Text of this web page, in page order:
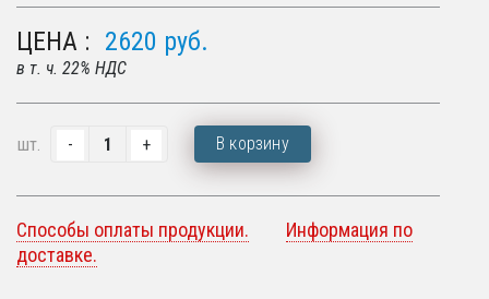
ЦЕНА : 2620 руб.
в т. ч. 22% НДС
шт. В корзину
Способы оплаты продукции.
Информация по
доставке.